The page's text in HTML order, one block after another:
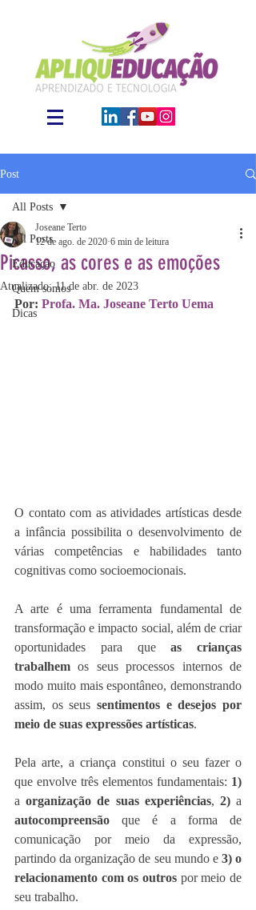
Post
All Posts
Educação
Quem somos
Dicas
All Posts
Picasso, as cores e as emoções
Joseane Terto
12 de ago. de 2020 6 min de leitura
Atualizado:11 de abr. de 2023
Por: Profa. Ma. Joseane Terto Uema
O contato com as atividades artísticas desde
a infância possibilita o desenvolvimento de
várias competências e habilidades tanto
cognitivas como socioemocionais.
A arte é uma ferramenta fundamental de
transformação e impacto social, além de criar
oportunidades para que as crianças
trabalhem os seus processos internos de
modo muito mais espontâneo, demonstrando
assim, os seus sentimentos e desejos por
meio de suas expressões artísticas.
Pela arte, a criança constitui o seu fazer o
que envolve três elementos fundamentais: 1)
a organização de suas experiências, 2)
autocompreensão que é a forma de
comunicação por meio da expressão,
partindo da organização de seu mundo e 3) o
relacionamento com os outros por meio de
seu trabalho.